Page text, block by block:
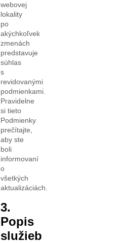
webovej
lokality
po
akýchkoľvek
zmenách
predstavuje
súhlas
s
revidovanými
podmienkami.
Pravidelne
si tieto
Podmienky
prečítajte,
aby ste
boli
informovaní
o
všetkých
aktualizáciách.
3.
Popis
služieb